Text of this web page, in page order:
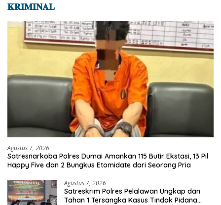
𝐊𝐑𝐈𝐌𝐈𝐍𝐀𝐋
Agustus 7, 2026
Satresnarkoba Polres Dumai Amankan 115 Butir Ekstasi, 13 Pil
Happy Five dan 2 Bungkus Etomidate dari Seorang Pria
Agustus 7, 2026
Satreskrim Polres Pelalawan Ungkap dan
Tahan 1 Tersangka Kasus Tindak Pidana